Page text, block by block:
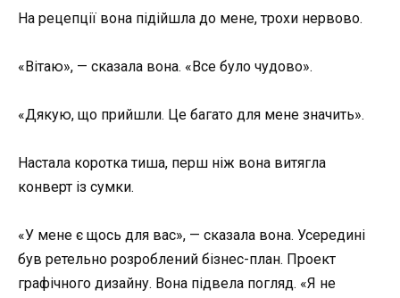
На рецепції вона підійшла до мене, трохи нервово.
«Вітаю», — сказала вона. «Все було чудово».
«Дякую, що прийшли. Це багато для мене значить».
Настала коротка тиша, перш ніж вона витягла
конверт із сумки.
«У мене є щось для вас», — сказала вона. Усередині
був ретельно розроблений бізнес-план. Проект
графічного дизайну. Вона підвела погляд. «Я не